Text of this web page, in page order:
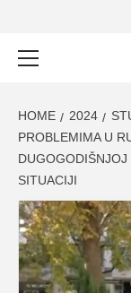
HOME 2024
PROBLEMIMA U
SITUACIJI